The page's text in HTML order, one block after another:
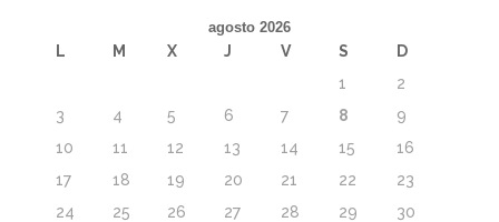
agosto 2026
L M X J V S
D
1
2
3
4 5 6 7 8
9
10
11 12 13 14 15
16
17
18 19 20 21 22
23
24
25 26 27 28 29
30